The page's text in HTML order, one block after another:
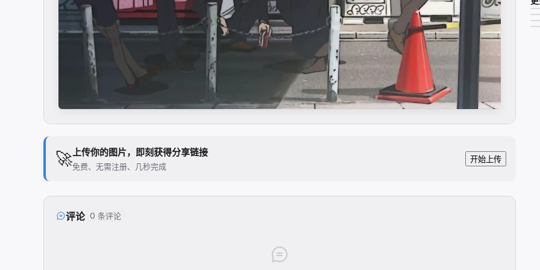
🚀 上传你的图片，即刻获得分享链接
免费、无需注册、几秒完成
开始上传
评论 0 条评论